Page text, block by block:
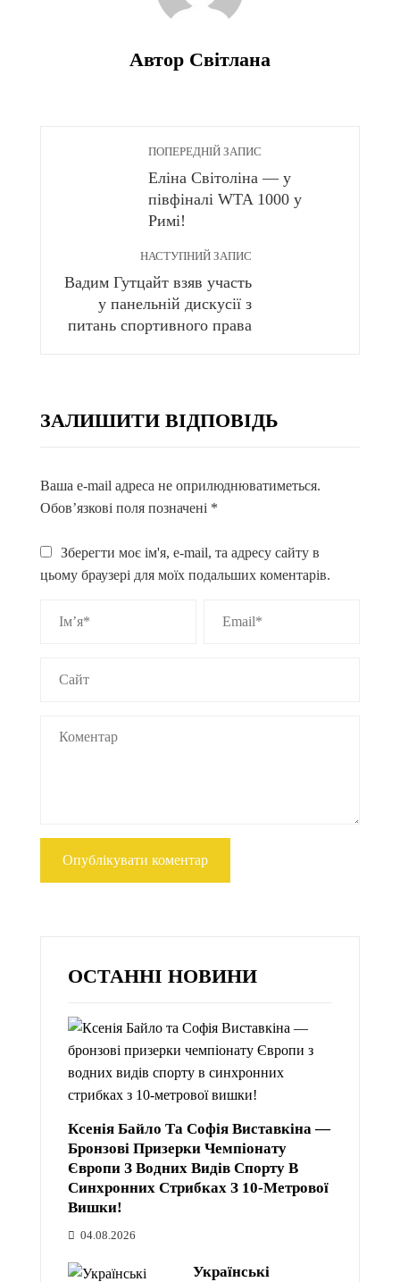
Автор Світлана
ПОПЕРЕДНІЙ ЗАПИС
Еліна Світоліна — у
півфіналі WTA 1000 у
Римі!
НАСТУПНИЙ ЗАПИС
Вадим Гутцайт взяв участь
у панельній дискусії з
питань спортивного права
ЗАЛИШИТИ ВІДПОВІДЬ
Ваша e-mail адреса не оприлюднюватиметься.
Обов’язкові поля позначені *
Зберегти моє ім'я, e-mail, та адресу сайту в
цьому браузері для моїх подальших коментарів.
ОСТАННІ НОВИНИ
Ксенія Байло Та Софія Виставкіна —
Бронзові Призерки Чемпіонату
Європи З Водних Видів Спорту В
Синхронних Стрибках З 10-Метрової
Вишки!
04.08.2026
Українські